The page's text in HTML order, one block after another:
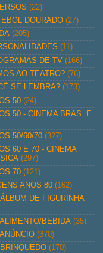
(22)
DOURADO (27)
(205)
(11)
DE TV (166)
AO TEATRO? (76)
SE LEMBRA? (173)
50 (24)
50 - CINEMA BRAS. E
50/60/70 (327)
60 E 70 - CINEMA
(297)
70 (121)
ANOS 80 (162)
DE FIGURINHA
BEBIDA (35)
(370)
(170)